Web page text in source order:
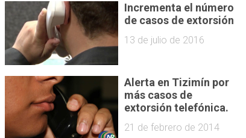
Incrementa el número
de casos de extorsión
13 de julio de 2016
Alerta en Tizimín por
más casos de
extorsión telefónica.
21 de febrero de 2014